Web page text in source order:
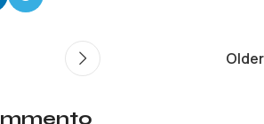
Older